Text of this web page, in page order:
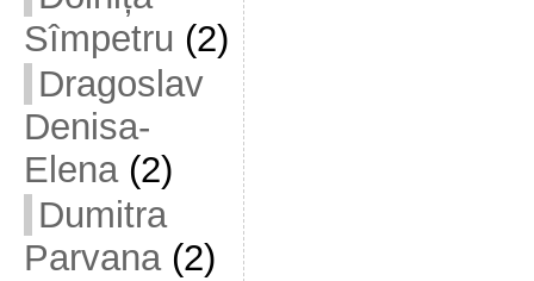
Sîmpetru (2)
Dragoslav
Denisa-
Elena(2)
Dumitra
Parvana(2)